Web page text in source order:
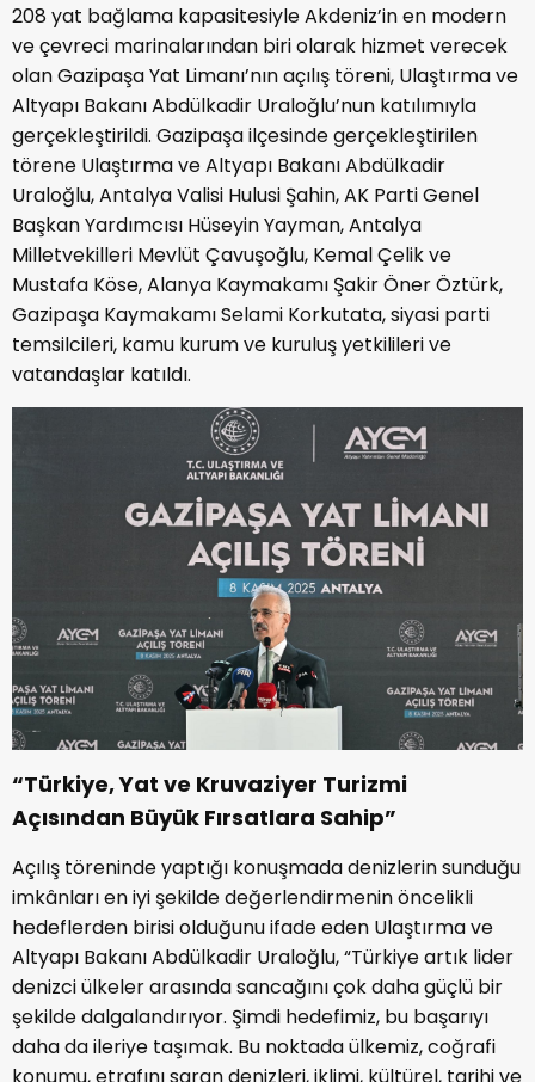
208 yat bağlama kapasitesiyle Akdeniz’in en modern
ve çevreci marinalarından biri olarak hizmet verecek
olan Gazipaşa Yat Limanı’nın açılış töreni, Ulaştırma ve
Altyapı Bakanı Abdülkadir Uraloğlu’nun katılımıyla
gerçekleştirildi. Gazipaşa ilçesinde gerçekleştirilen
törene Ulaştırma ve Altyapı Bakanı Abdülkadir
Uraloğlu, Antalya Valisi Hulusi Şahin, AK Parti Genel
Başkan Yardımcısı Hüseyin Yayman, Antalya
Milletvekilleri Mevlüt Çavuşoğlu, Kemal Çelik ve
Mustafa Köse, Alanya Kaymakamı Şakir Öner Öztürk,
Gazipaşa Kaymakamı Selami Korkutata, siyasi parti
temsilcileri, kamu kurum ve kuruluş yetkilileri ve
vatandaşlar katıldı.
“Türkiye, Yat ve Kruvaziyer Turizmi
Açısından Büyük Fırsatlara Sahip”
Açılış töreninde yaptığı konuşmada denizlerin sunduğu
imkânları en iyi şekilde değerlendirmenin öncelikli
hedeflerden birisi olduğunu ifade eden Ulaştırma ve
Altyapı Bakanı Abdülkadir Uraloğlu, “Türkiye artık lider
denizci ülkeler arasında sancağını çok daha güçlü bir
şekilde dalgalandırıyor. Şimdi hedefimiz, bu başarıyı
daha da ileriye taşımak. Bu noktada ülkemiz, coğrafi